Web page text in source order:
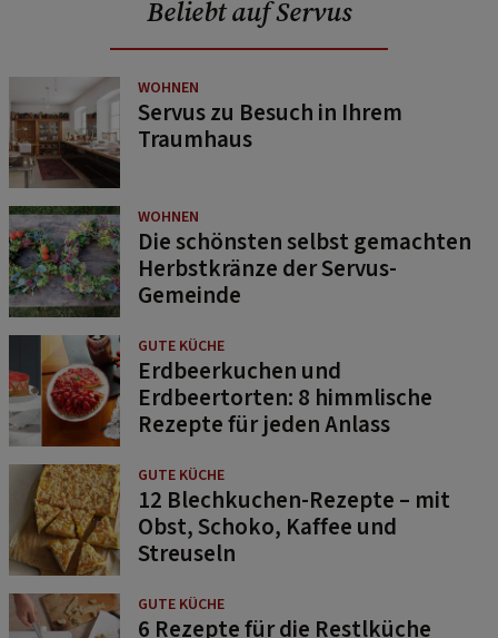
Beliebt auf Servus
WOHNEN
Servus zu Besuch in Ihrem
Traumhaus
WOHNEN
Die schönsten selbst gemachten
Herbstkränze der Servus-
Gemeinde
GUTE KÜCHE
Erdbeerkuchen und
Erdbeertorten: 8 himmlische
Rezepte für jeden Anlass
GUTE KÜCHE
12 Blechkuchen-Rezepte – mit
Obst, Schoko, Kaffee und
Streuseln
GUTE KÜCHE
6 Rezepte für die Restlküche